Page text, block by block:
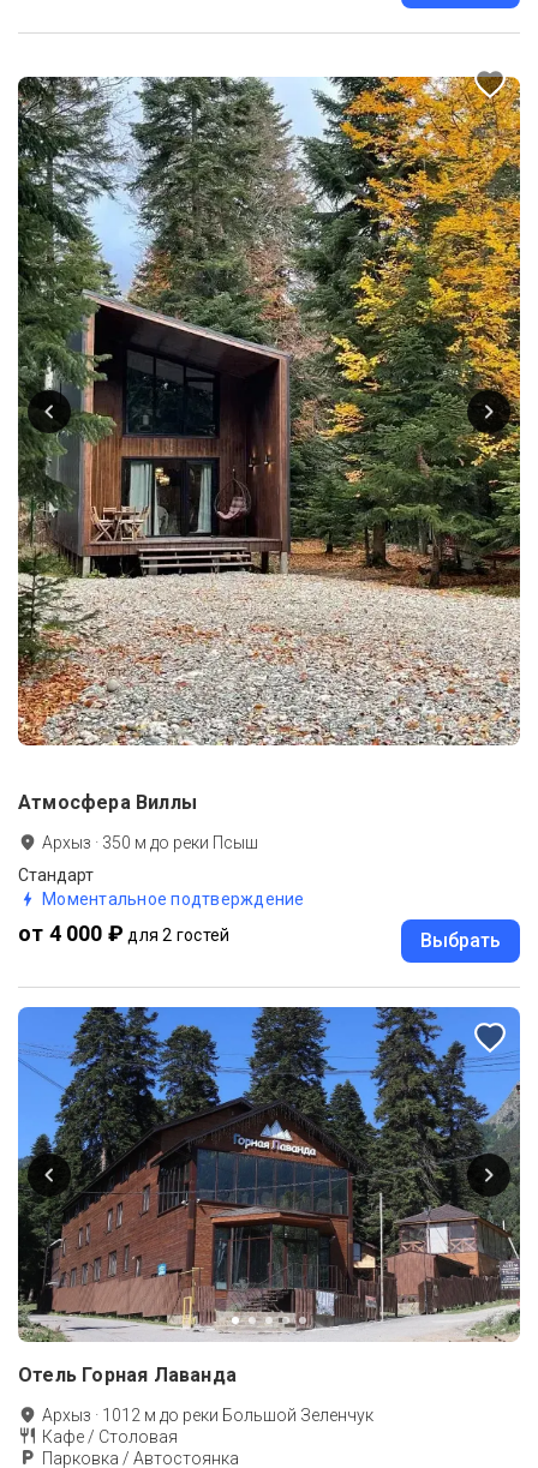
Атмосфера Виллы
Архыз · 350 м до реки Псыш
Стандарт
Моментальное подтверждение
от 4 000 ₽ для 2 гостей Выбрать
Отель Горная Лаванда
Архыз · 1012 м до реки Большой Зеленчук
Кафе / Столовая
Парковка / Автостоянка